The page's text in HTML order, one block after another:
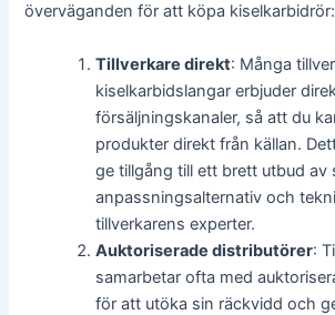
överväganden för att köpa kiselkarbidrör:
Tillverkare direkt: Många
kiselkarbidslangar erbjuder
försäljningskanaler, så att du
produkter direkt från källan.
ge tillgång till ett brett utbud av
anpassningsalternativ och
tillverkarens experter.
Auktoriserade distributörer:
samarbetar ofta med
för att utöka sin räckvidd och